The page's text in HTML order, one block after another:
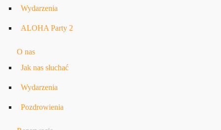
Wydarzenia
ALOHA Party 2
O nas
Jak nas słuchać
Wydarzenia
Pozdrowienia